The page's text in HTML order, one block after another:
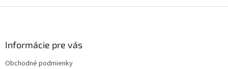
Informácie pre vás
Obchodné podmienky